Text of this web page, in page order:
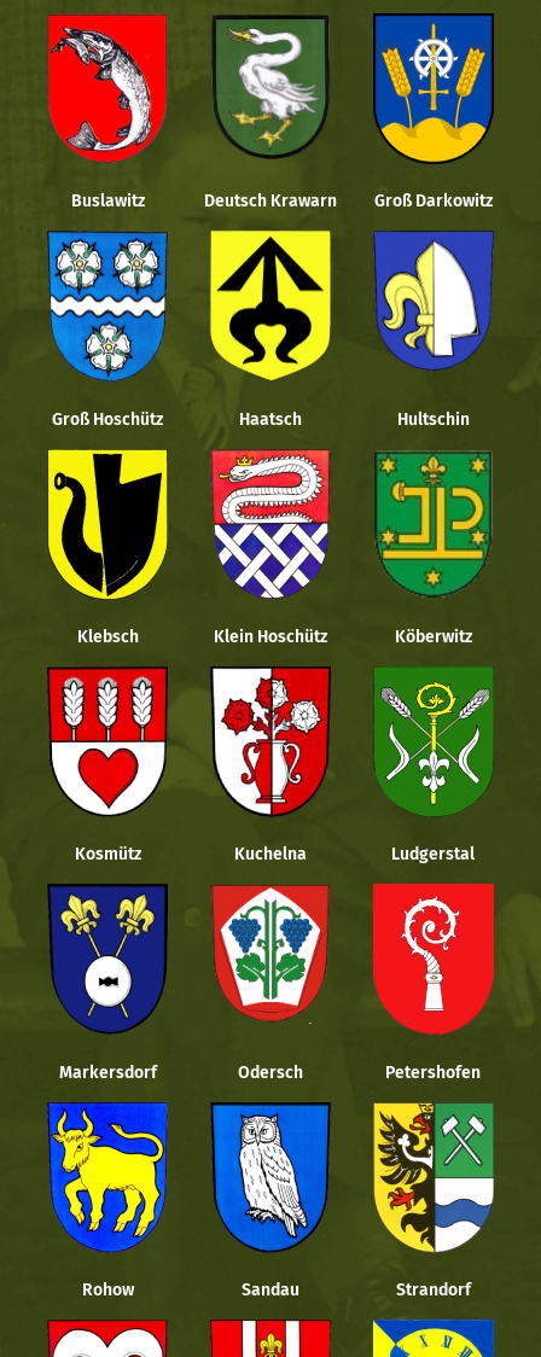
Buslawitz Deutsch Krawarn Groß Darkowitz
Groß Hoschütz Haatsch Hultschin
Klebsch Klein Hoschütz Köberwitz
Kosmütz Kuchelna Ludgerstal
Markersdorf Odersch Petershofen
Rohow Sandau Strandorf